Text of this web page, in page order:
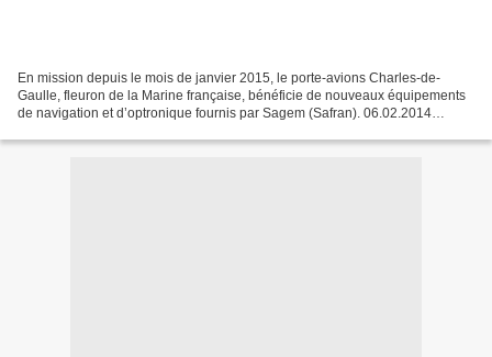
En mission depuis le mois de janvier 2015, le porte-avions Charles-de-
Gaulle, fleuron de la Marine française, bénéficie de nouveaux équipements
de navigation et d’optronique fournis par Sagem (Safran). 06.02.2014